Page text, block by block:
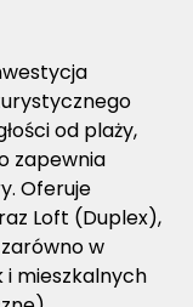
od plaży,
zapewnia
Oferuje
Loft (Duplex),
w
mieszkalnych